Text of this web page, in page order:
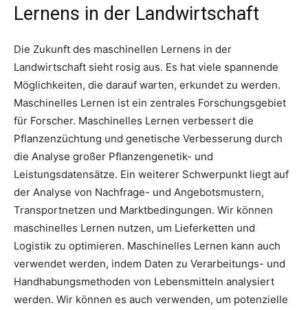
Lernens in der Landwirtschaft
Die Zukunft des maschinellen Lernens in der
Landwirtschaft sieht rosig aus. Es hat viele spannende
Möglichkeiten, die darauf warten, erkundet zu werden.
Maschinelles Lernen ist ein zentrales Forschungsgebiet
für Forscher. Maschinelles Lernen verbessert die
Pflanzenzüchtung und genetische Verbesserung durch
die Analyse großer Pflanzengenetik- und
Leistungsdatensätze. Ein weiterer Schwerpunkt liegt auf
der Analyse von Nachfrage- und Angebotsmustern,
Transportnetzen und Marktbedingungen. Wir können
maschinelles Lernen nutzen, um Lieferketten und
Logistik zu optimieren. Maschinelles Lernen kann auch
verwendet werden, indem Daten zu Verarbeitungs- und
Handhabungsmethoden von Lebensmitteln analysiert
werden. Wir können es auch verwenden, um potenzielle